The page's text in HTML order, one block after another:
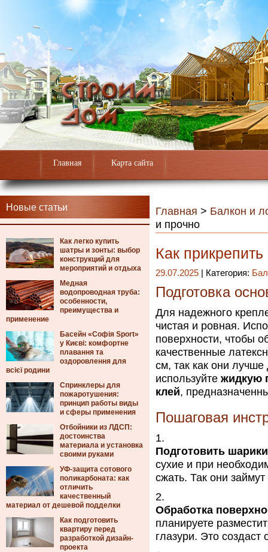
Главная Карта сайта
Новые статьи
Как легко купить
шатры и зонты: выбор
конструкций для
мероприятий и отдыха
Медная
водопроводная труба:
особенности,
преимущества и
применение
Басейн «Софія Sport»
у Києві: комфортне
плавання та
оздоровлення для
всієї родини
Спринклеры для
пожаротушения:
принцип работы виды
и сферы применения
Отбойники из ЛДСП:
достоинства
материала и установка
своими руками
УФ-защита сотового
поликарбоната: как
отличить
качественный
материал от дешевой подделки
Как подготовить
квартиру перед
разработкой дизайн-
проекта
Главная > Балкон и
и прочно
Как
29.07.2025 | Категория:
Подготовка
Для надежного
чистая и ровная.
поверхности, чтобы
качественные
см, так как они
используйте жидкую
клей,
Пошаговая
Подготовить
сухие и при
сжать. Так они
Обработка
планируете
глазури. Это